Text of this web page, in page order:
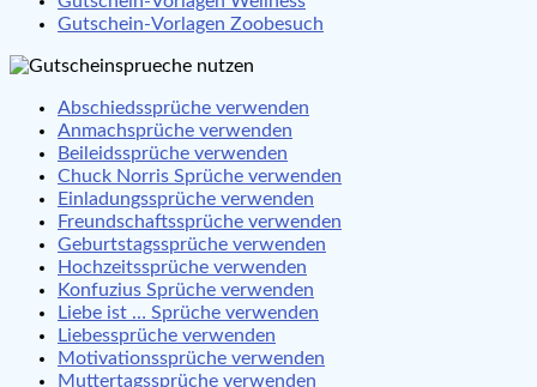
Gutschein-Vorlagen Zoobesuch
Abschiedssprüche verwenden
Anmachsprüche verwenden
Beileidssprüche verwenden
Chuck Norris Sprüche verwenden
Einladungssprüche verwenden
Freundschaftssprüche verwenden
Geburtstagssprüche verwenden
Hochzeitssprüche verwenden
Konfuzius Sprüche verwenden
Liebe ist … Sprüche verwenden
Liebessprüche verwenden
Motivationssprüche verwenden
Muttertagssprüche verwenden